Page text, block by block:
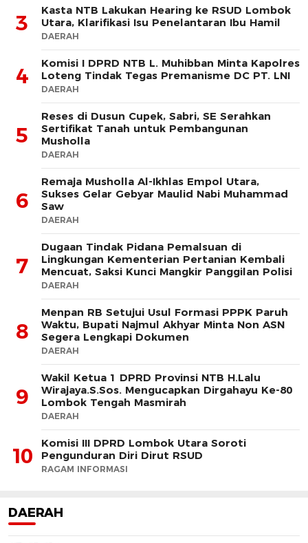
3
Kasta NTB Lakukan Hearing ke RSUD Lombok
Utara, Klarifikasi Isu Penelantaran Ibu Hamil
DAERAH
4
Komisi I DPRD NTB L. Muhibban Minta Kapolres
Loteng Tindak Tegas Premanisme DC PT. LNI
DAERAH
5
Reses di Dusun Cupek, Sabri, SE Serahkan
Sertifikat Tanah untuk Pembangunan
Musholla
DAERAH
6
Remaja Musholla Al-Ikhlas Empol Utara,
Sukses Gelar Gebyar Maulid Nabi Muhammad
Saw
DAERAH
7
Dugaan Tindak Pidana Pemalsuan di
Lingkungan Kementerian Pertanian Kembali
Mencuat, Saksi Kunci Mangkir Panggilan Polisi
DAERAH
8
Menpan RB Setujui Usul Formasi PPPK Paruh
Waktu, Bupati Najmul Akhyar Minta Non ASN
Segera Lengkapi Dokumen
DAERAH
9
Wakil Ketua 1 DPRD Provinsi NTB H.Lalu
Wirajaya.S.Sos. Mengucapkan Dirgahayu Ke-80
Lombok Tengah Masmirah
DAERAH
10
Komisi III DPRD Lombok Utara Soroti
Pengunduran Diri Dirut RSUD
RAGAM INFORMASI
DAERAH